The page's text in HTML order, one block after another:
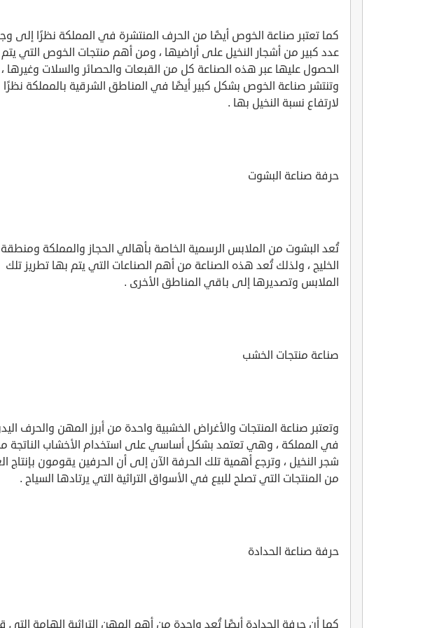
كما تعتبر صناعة الخوص أيضًا من الحرف المنتشرة في المملكة نظرًا إلى
عدد كبير من أشجار النخيل على أراضيها ، ومن أهم منتجات الخوص التي يتم
الحصول عليها عبر هذه الصناعة كل من القبعات والحصائر والسلات وغيرها ،
وتنتشر صناعة الخوص بشكل كبير أيضًا في المناطق الشرقية بالمملكة نظرًا
لارتفاع نسبة النخيل بها .
حرفة صناعة البشوت
تُعد البشوت من الملابس الرسمية الخاصة بأهالي الحجاز والمملكة ومنطقة
الخليج ، ولذلك تُعد هذه الصناعة من أهم الصناعات التي يتم بها تطريز تلك
الملابس وتصديرها إلى باقي المناطق الأخرى .
صناعة منتجات الخشب
وتعتبر صناعة المنتجات والأغراض الخشبية واحدة من أبرز المهن والحرف
في المملكة ، وهي تعتمد بشكل أساسي على استخدام الأخشاب الناتجة
شجر النخيل ، وترجع أهمية تلك الحرفة الآن إلى أن الحرفين يقومون بإنتاج
من المنتجات التي تصلح للبيع في الأسواق التراثية التي يرتادها السياح .
حرفة صناعة الحدادة
كما أن حرفة الحدادة أيضًا تُعد واحدة من أهم المهن التراثية الهامة التي